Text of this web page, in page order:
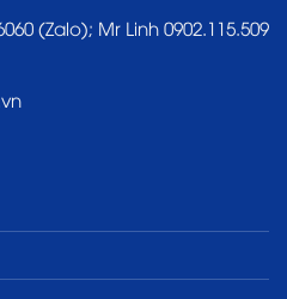
(Zalo); Mr Linh 0902.115.509